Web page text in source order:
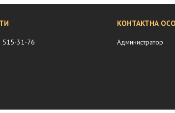
515-31-76 Администратор